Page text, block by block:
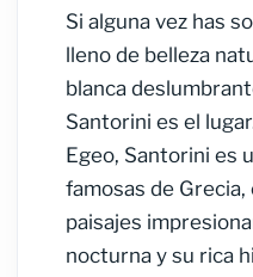
Si alguna vez has
lleno de belleza
blanca
Santorini es el
Egeo, Santorini es
famosas de
paisajes
nocturna y su rica